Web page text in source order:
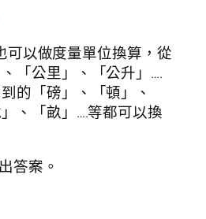
可以做度量單位換算，從
「公里」、「公升」….
的「磅」、「頓」、
」、「畝」….等都可以換
答案。